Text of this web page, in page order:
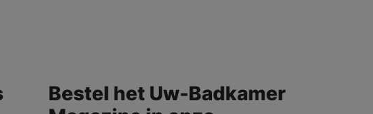
Bestel het Uw-Badkamer